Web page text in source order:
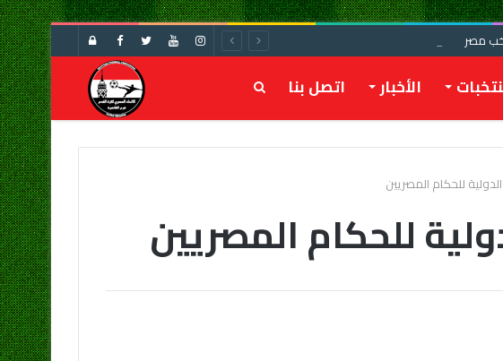
مصر
تسجيل
الأخبار اتصل بنا بحث
عن
للحكام المصريين
للحكام المصريين